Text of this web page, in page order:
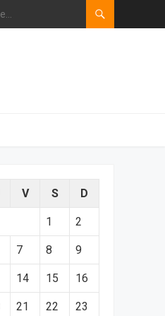
V S D
1 2
7 8 9
14 15 16
21 22 23